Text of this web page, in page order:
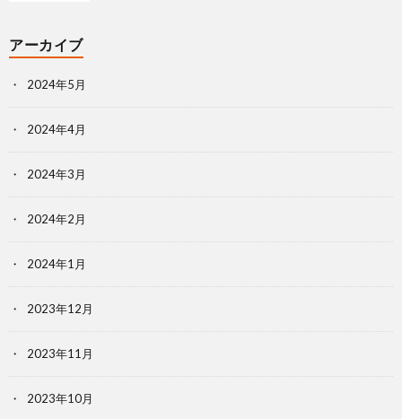
アーカイブ
2024年5月
2024年4月
2024年3月
2024年2月
2024年1月
2023年12月
2023年11月
2023年10月